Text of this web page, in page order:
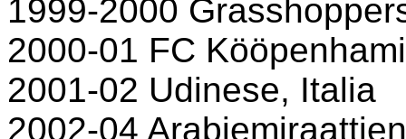
1999-2000
2000-01 FC
2001-02 Udinese, Italia
2002-04